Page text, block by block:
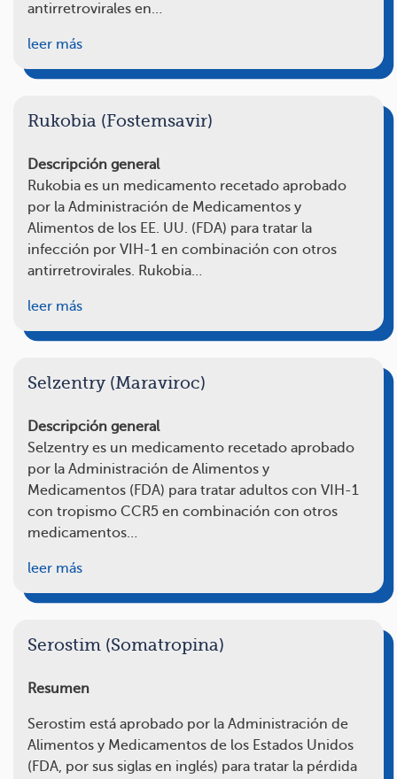
antirretrovirales en…
leer más
Rukobia (Fostemsavir)
Descripción general
Rukobia es un medicamento recetado aprobado
por la Administración de Medicamentos y
Alimentos de los EE. UU. (FDA) para tratar la
infección por VIH-1 en combinación con otros
antirretrovirales. Rukobia…
leer más
Selzentry (Maraviroc)
Descripción general
Selzentry es un medicamento recetado aprobado
por la Administración de Alimentos y
Medicamentos (FDA) para tratar adultos con VIH-1
con tropismo CCR5 en combinación con otros
medicamentos…
leer más
Serostim (Somatropina)
Resumen
Serostim está aprobado por la Administración de
Alimentos y Medicamentos de los Estados Unidos
(FDA, por sus siglas en inglés) para tratar la pérdida